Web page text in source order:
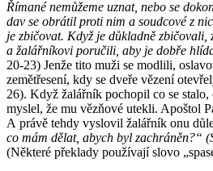
Římané nemůžeme uznat, nebo se
dav se obrátil proti nim a soudcové z
je zbičovat. Když je důkladně zbičovali,
a žalářníkovi poručili, aby je dobře
20-23) Jenže tito muži se modlili,
zemětřesení, kdy se dveře vězení
26). Když žalářník pochopil co se stalo,
myslel, že mu vězňové utekli. Apoštol
A právě tehdy vyslovil žalářník onu
co mám dělat, abych byl zachráněn?“
(Některé překlady používají slovo